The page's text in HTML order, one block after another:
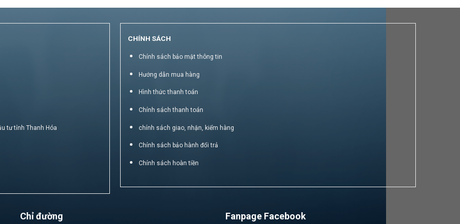
tư tỉnh Thanh Hóa
CHÍNH SÁCH
Chính sách bảo mật thông tin
Hướng dẫn mua hàng
Hình thức thanh toán
Chính sách thanh toán
chính sách giao, nhận, kiểm hàng
Chính sách bảo hành đổi trả
Chính sách hoàn tiền
Chỉ đường Fanpage Facebook